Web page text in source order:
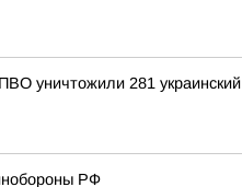
уничтожили 281
РФ